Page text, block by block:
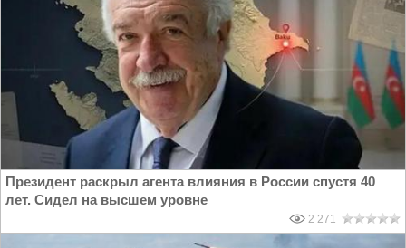
Президент раскрыл агента влияния в России спустя 40
лет. Сидел на высшем уровне
2 271